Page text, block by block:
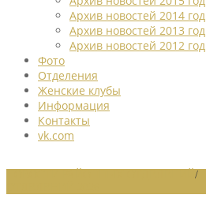
Архив новостей 2014 год
Архив новостей 2013 год
Архив новостей 2012 год
Фото
Отделения
Женские клубы
Информация
Контакты
vk.com
/